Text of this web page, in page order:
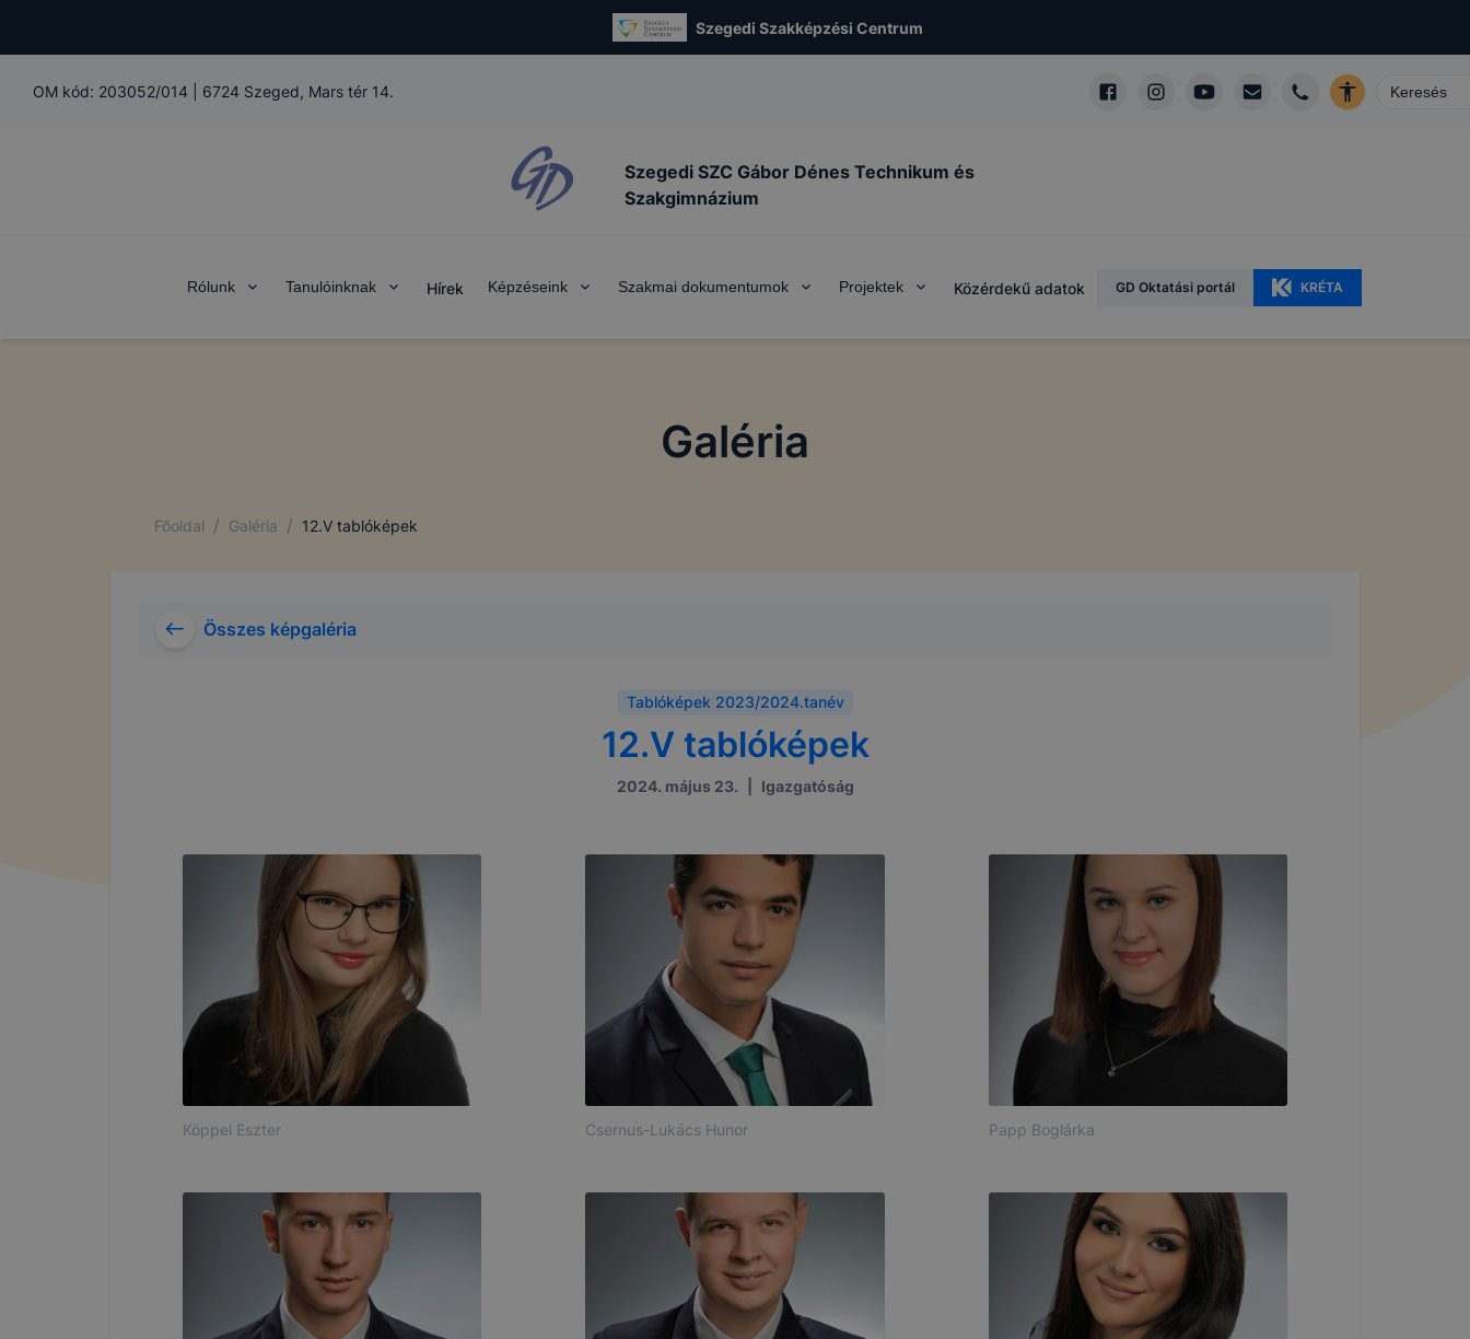
Szegedi Szakképzési Centrum
OM kód: 203052/014 6724 Szeged, Mars tér 14.
Szegedi SZC Gábor Dénes Technikum és
Szakgimnázium
Rólunk Tanulóinknak Hírek Képzéseink Szakmai dokumentumok Projektek Közérdekű adatok GD Oktatási portál KRÉTA
Galéria
Főoldal / Galéria / 12.V tablóképek
Összes képgaléria
Tablóképek 2023/2024.tanév
12.V tablóképek
2024. május 23. Igazgatóság
Köppel Eszter Csernus-Lukács Hunor Papp Boglárka